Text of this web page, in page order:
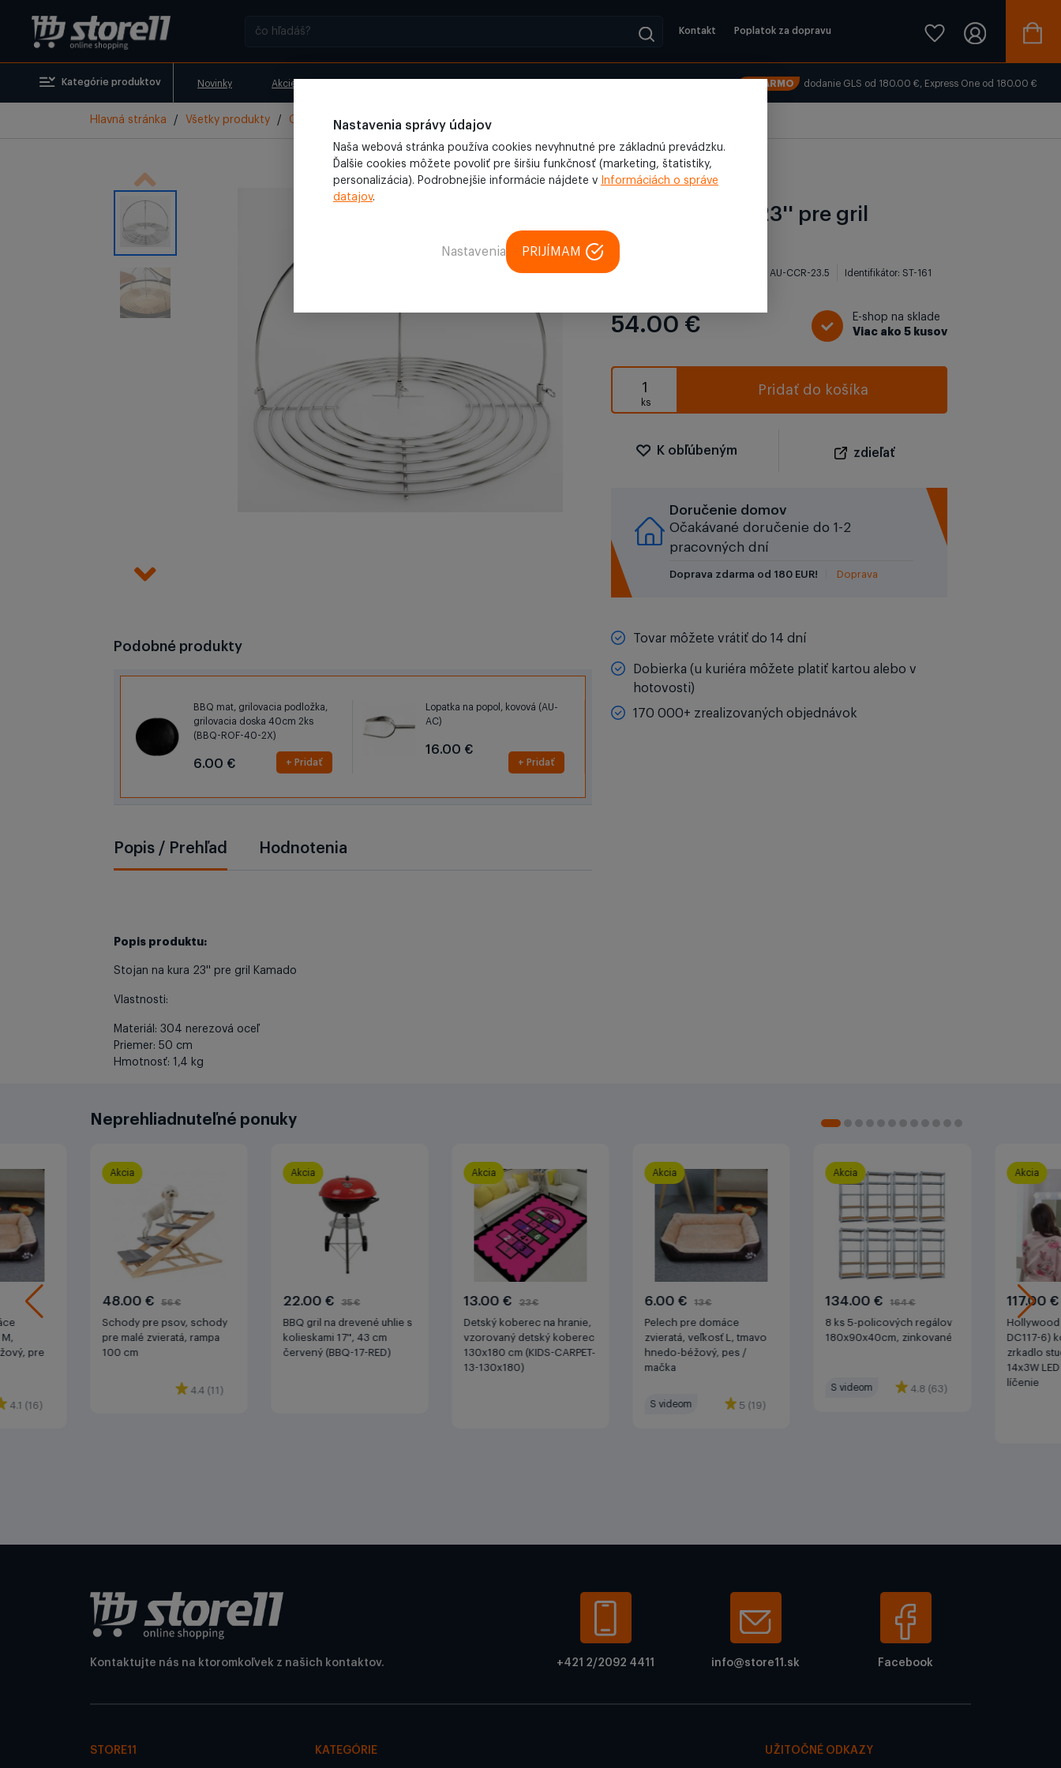
Kontakt Poplatok za dopravu
Kategórie produktov Novinky Akcie ZADARMO dodanie GLS od 180.00 €, Express One od 180.00 €
Hlavná stránka / Všetky produkty / Gril Kamado gril / Stojan na kura 23'' pre gril Kamado
Podobné produkty
BBQ mat, grilovacia podložka,
grilovacia doska 40cm 2ks
(BBQ-ROF-40-2X)
6.00 € + Pridať
Lopatka na popol, kovová (AU-
AC)
16.00 €
+ Pridať
Popis / Prehľad Hodnotenia
Popis produktu:
Stojan na kura 23'' pre gril Kamado
Vlastnosti:
Materiál: 304 nerezová oceľ
Priemer: 50 cm
Hmotnosť: 1,4 kg
Gril
Stojan na kura 23'' pre gril
Kamado
SKU: AU-CCR-23.5 Identifikátor: ST-161
54.00 €
E-shop na sklade
Viac ako 5 kusov
Pridať do košíka
K obľúbeným zdieľať
Doručenie domov
Očakávané doručenie do 1-2
pracovných dní
Doprava zdarma od 180 EUR! Doprava
Tovar môžete vrátiť do 14 dní
Dobierka (u kuriéra môžete platiť kartou alebo v
hotovosti)
170 000+ zrealizovaných objednávok
Neprehliadnuteľné ponuky
pre
4.1 (16)
Akcia
48.00 € 56 €
Schody pre psov, schody
pre malé zvieratá, rampa
100 cm
4.4 (11)
Akcia
22.00 € 35 €
BBQ gril na drevené uhlie s
kolieskami 17'', 43 cm
červený (BBQ-17-RED)
Akcia
13.00 € 23 €
Detský koberec na hranie,
vzorovaný detský koberec
130x180 cm (KIDS-CARPET-
13-130x180)
Akcia
6.00 € 13 €
Pelech pre domáce
zvieratá, veľkosť L, tmavo
hnedo-béžový, pes /
mačka
S videom 5 (19)
Akcia
134.00 € 164 €
8 ks 5-policových regálov
180x90x40cm, zinkované
S videom 4.8 (63)
Akcia
117.00 €
Hollywood
DC117-6)
zrkadlo
14x3W
líčenie
Kontaktujte nás na ktoromkoľvek z našich kontaktov. +421 2/2092 4411 info@store11.sk Facebook
STORE11 KATEGÓRIE UŽITOČNÉ ODKAZY
Nastavenia správy údajov
Naša webová stránka používa cookies nevyhnutné pre základnú prevádzku.
Ďalšie cookies môžete povoliť pre širšiu funkčnosť (marketing, štatistiky,
personalizácia). Podrobnejšie informácie nájdete v Informáciách o správe
datajov.
Nastavenia PRIJÍMAM